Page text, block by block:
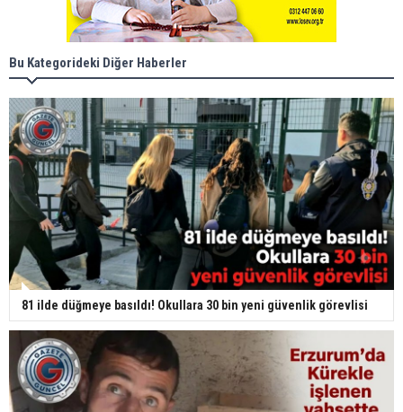
Bu Kategorideki Diğer Haberler
81 ilde düğmeye basıldı! Okullara 30 bin yeni güvenlik görevlisi